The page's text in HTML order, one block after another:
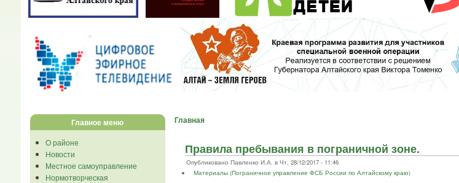
Главное меню
О районе
Новости
Местное самоуправление
Нормотворческая
Главная
Правила пребывания в пограничной зоне.
Опубликовано Павленко И.А. в Чт, 28/12/2017 - 11:46
Материалы (Пограничное управление ФСБ России по Алтайскому краю)